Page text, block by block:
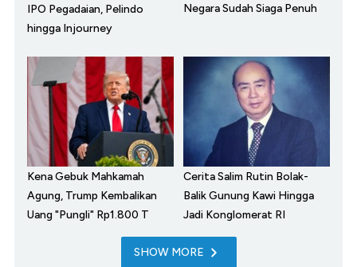
IPO Pegadaian, Pelindo
hingga Injourney
Negara Sudah Siaga Penuh
Kena Gebuk Mahkamah
Agung, Trump Kembalikan
Uang "Pungli" Rp1.800 T
Cerita Salim Rutin Bolak-
Balik Gunung Kawi Hingga
Jadi Konglomerat RI
SHOW MORE